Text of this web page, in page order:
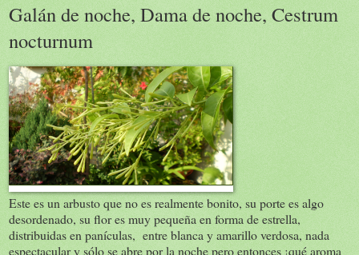
Galán de noche, Dama de noche, Cestrum
nocturnum
Este es un arbusto que no es realmente bonito, su porte es algo
desordenado, su flor es muy pequeña en forma de estrella,
distribuidas en panículas, entre blanca y amarillo verdosa, nada
espectacular y sólo se abre por la noche pero entonces ¡qué aroma